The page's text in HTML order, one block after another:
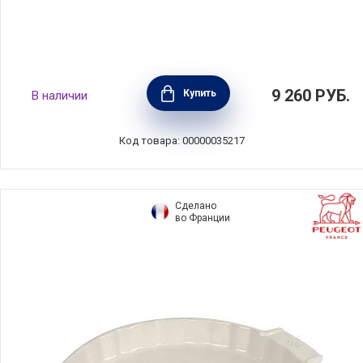
Форма для выпечки круглая с волнистыми
бортами 27 см, керамика, цвет розовый,
Emile Henry, Франция, 476253
В наличии Купить 9 260 РУБ.
Код товара: 00000035217
Сделано
во Франции